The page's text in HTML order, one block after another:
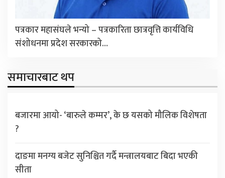
पत्रकार महासंघले भन्यो – पत्रकारिता छात्रवृत्ति कार्यविधि
संशोधनमा प्रदेश सरकारको…
समाचारबाट थप
बजारमा आयो- ‘बारुले कम्मर’, के छ यसको मौलिक विशेषता
?
दाङमा मनग्य बजेट सुनिश्चित गर्दै मन्त्रालयबाट बिदा भएकी
सीता